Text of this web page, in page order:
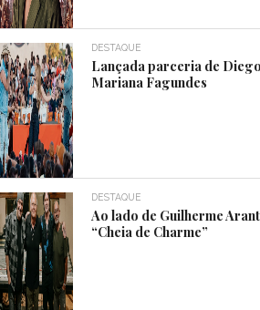
DESTAQUE
Lançada parceria de
Mariana Fagundes
DESTAQUE
Ao lado de Guilherme
“Cheia de Charme”